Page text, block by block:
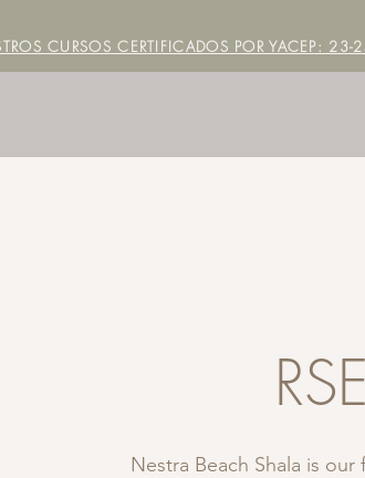
CURSOS CERTIFICADOS POR YACEP:
Nestra Beach Shala is